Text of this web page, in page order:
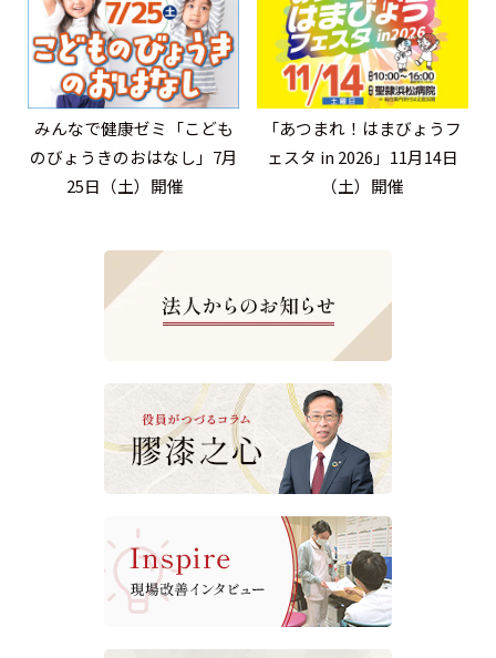
みんなで健康ゼミ「こども
のびょうきのおはなし」7月
25日（土）開催
「あつまれ！はまびょうフ
ェスタ in 2026」11月14日
（土）開催